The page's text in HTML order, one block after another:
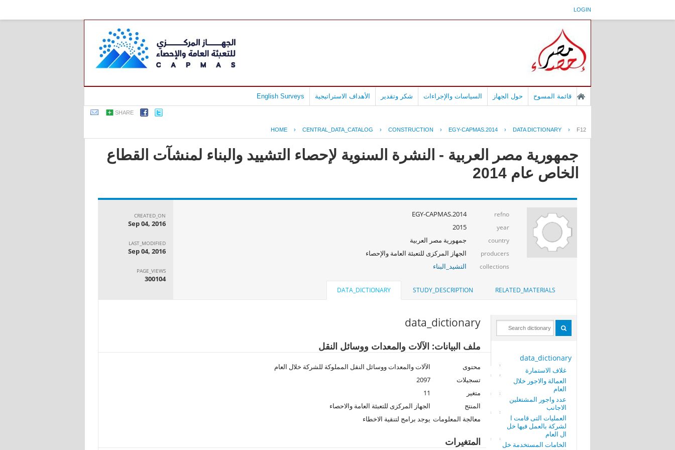
LOGIN
قائمة المسوح حول الجهاز السياسات والإجراءات شكر وتقدير الأهداف الاستراتيجية English Surveys
SHARE
HOME › CENTRAL_DATA_CATALOG › CONSTRUCTION › EGY-CAPMAS.2014 › DATA DICTIONARY › F12
جمهورية مصر العربية - النشرة السنوية لإحصاء التشييد والبناء لمنشآت القطاع
الخاص عام 2014
refno
EGY-CAPMAS.2014
year
2015
country جمهورية مصر العربية
producers الجهاز المركزى للتعبئة العامة والإحصاء
collections التشيد_البناء
CREATED_ON
Sep 04, 2016
LAST_MODIFIED
Sep 04, 2016
PAGE_VIEWS
300104
RELATED_MATERIALS
STUDY_DESCRIPTION
DATA_DICTIONARY
data_dictionary
غلاف الاستمارة
العمالة والاجور خلال
العام
عدد واجور المشتغلين
الاجانب
العمليات التى قامت ا
لشركة بالعمل فيها خل
ال العام
الخامات المستخدمة خل
data_dictionary
ملف البيانات: الآلات والمعدات ووسائل النقل
محتوى
الآلات والمعدات ووسائل النقل المملوكة للشركة خلال العام
تسجيلات
2097
متغير
11
المنتج
الجهاز المركزى للتعبئة العامة والاحصاء
معالجة المعلومات يوجد برامج لتنقية الاخطاء
المتغيرات